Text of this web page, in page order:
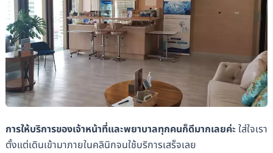
การให้บริการของเจ้าหน้าที่และพยาบาลทุกคนก็ดีมากเลยค่ะ ใส่ใจเรา
ตั้งแต่เดินเข้ามาภายในคลินิกจนใช้บริการเสร็จเลย